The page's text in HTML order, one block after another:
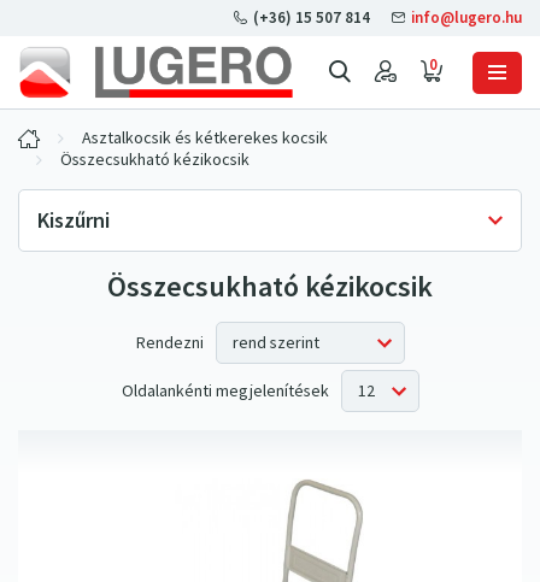
0
(+36) 15 507 814 info@lugero.hu
Asztalkocsik és kétkerekes kocsik
Összecsukható kézikocsik
Kiszűrni
Készlet rendelkezésre állása
Ár ÁFA nélkül
Összecsukható kézikocsik
Rendezni
Oldalankénti megjelenítések